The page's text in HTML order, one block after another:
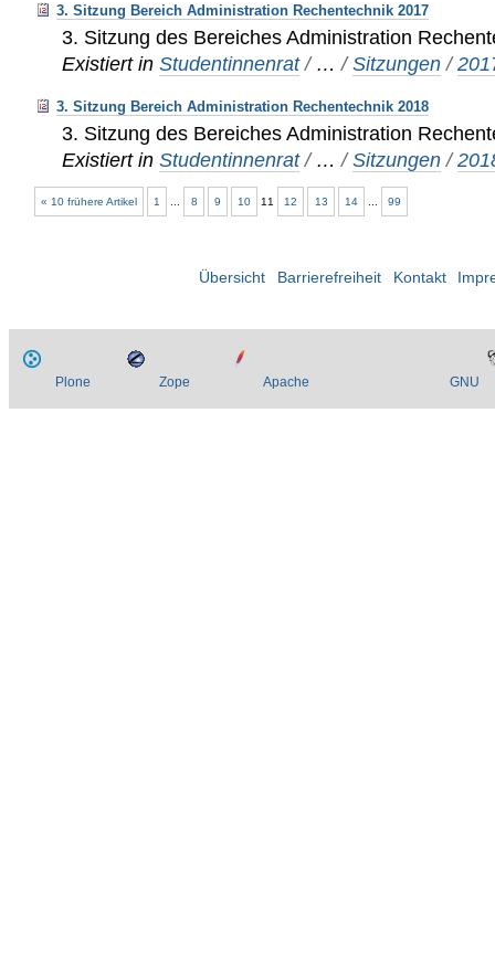
3. Sitzung Bereich Administration Rechentechnik 2017
3. Sitzung des Bereiches Administration
Existiert in Studentinnenrat / …/Sitzungen /
3. Sitzung Bereich Administration Rechentechnik 2018
3. Sitzung des Bereiches Administration
Existiert in Studentinnenrat / …/Sitzungen /
« 10 frühere Artikel 1 8 9 10 11 12 13 14 99
Übersicht Barrierefreiheit Kontakt
Plone Zope Apache GNU